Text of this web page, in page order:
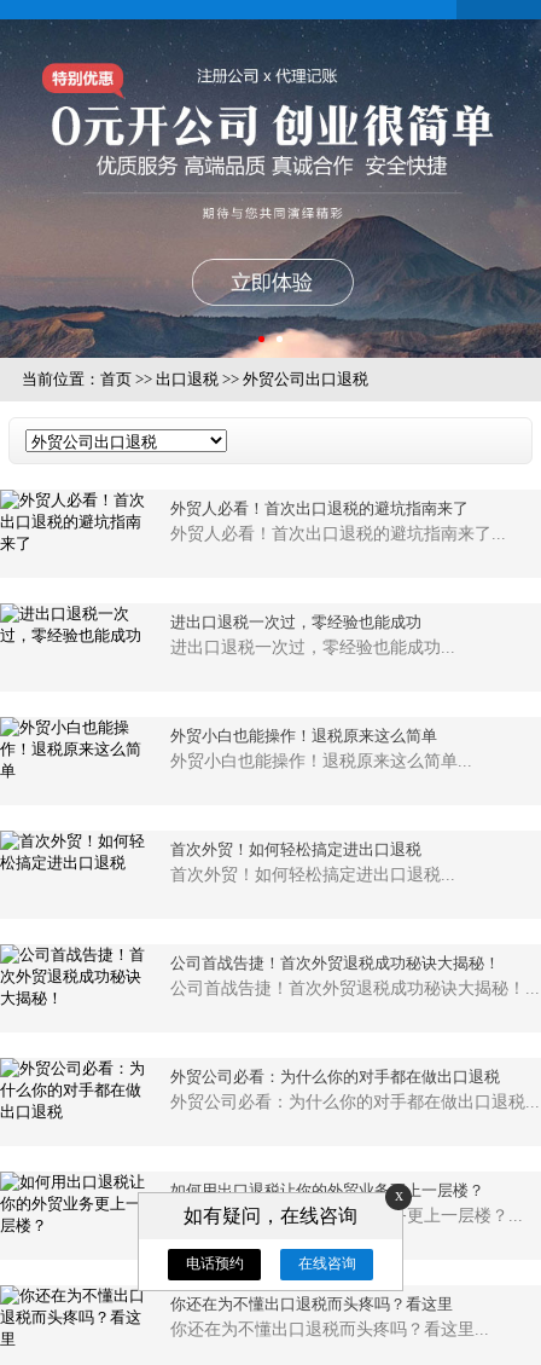
当前位置： 首页>> 出口退税 >> 外贸公司出口退税
外贸人必看！首次出口退税的避坑指南来了
外贸人必看！首次出口退税的避坑指南来了...
进出口退税一次过，零经验也能成功
进出口退税一次过，零经验也能成功...
外贸小白也能操作！退税原来这么简单
外贸小白也能操作！退税原来这么简单...
首次外贸！如何轻松搞定进出口退税
首次外贸！如何轻松搞定进出口退税...
公司首战告捷！首次外贸退税成功秘诀大揭秘！
公司首战告捷！首次外贸退税成功秘诀大揭秘！...
外贸公司必看：为什么你的对手都在做出口退税
外贸公司必看：为什么你的对手都在做出口退税...
如何用出口退税让你的外贸业务更上一层楼？
如何用出口退税让你的外贸业务更上一层楼？...
你还在为不懂出口退税而头疼吗？看这里
你还在为不懂出口退税而头疼吗？看这里...
x
如有疑问，在线咨询
电话预约 在线咨询